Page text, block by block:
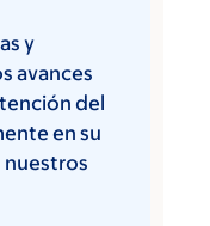
y
avances
del
en su
nuestros